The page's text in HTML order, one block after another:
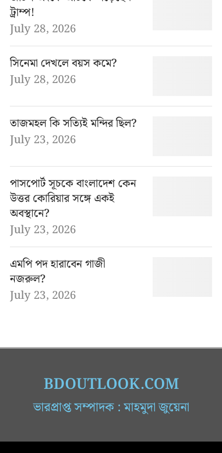
ট্রাম্প!
July 28, 2026
সিনেমা দেখলে বয়স কমে?
July 28, 2026
তাজমহল কি সত্যিই মন্দির ছিল?
July 23, 2026
পাসপোর্ট সূচকে বাংলাদেশ কেন
উত্তর কোরিয়ার সঙ্গে একই
অবস্থানে?
July 23, 2026
এমপি পদ হারাবেন গাজী
নজরুল?
July 23, 2026
BDOUTLOOK.COM
ভারপ্রাপ্ত সম্পাদক : মাহমুদা জুয়েনা